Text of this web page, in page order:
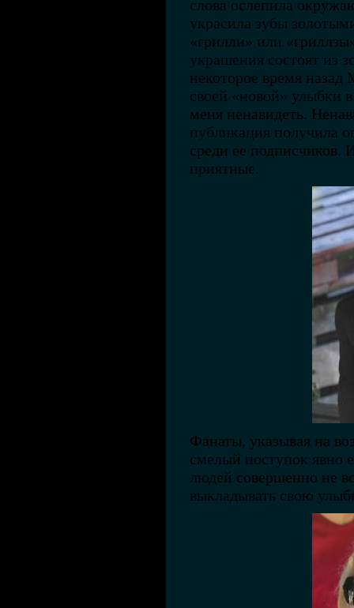
слова ослепила
украсила зубы
«грилли» или
украшения состоят из
некоторое время
своей «новой» улыбки
меня ненавидеть.
публикация получила
среди ее подписчиков.
приятные.
Фанаты, указывая на
смелый поступок явно
людей совершенно не
выкладывать свою